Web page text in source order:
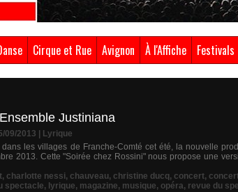
Cirque et Rue Avignon À l'Affiche Festivals
Justiniana
09/2013
Lyrique
les villages de Franche-Comté cet été, la nouvelle
2013. Cette "Soirée chez Rossini" nous propose une
, charlotte nessi, chauveau, christine ducq, concert,
spectacle, lyrique, magazine, musique, opéra, revue du